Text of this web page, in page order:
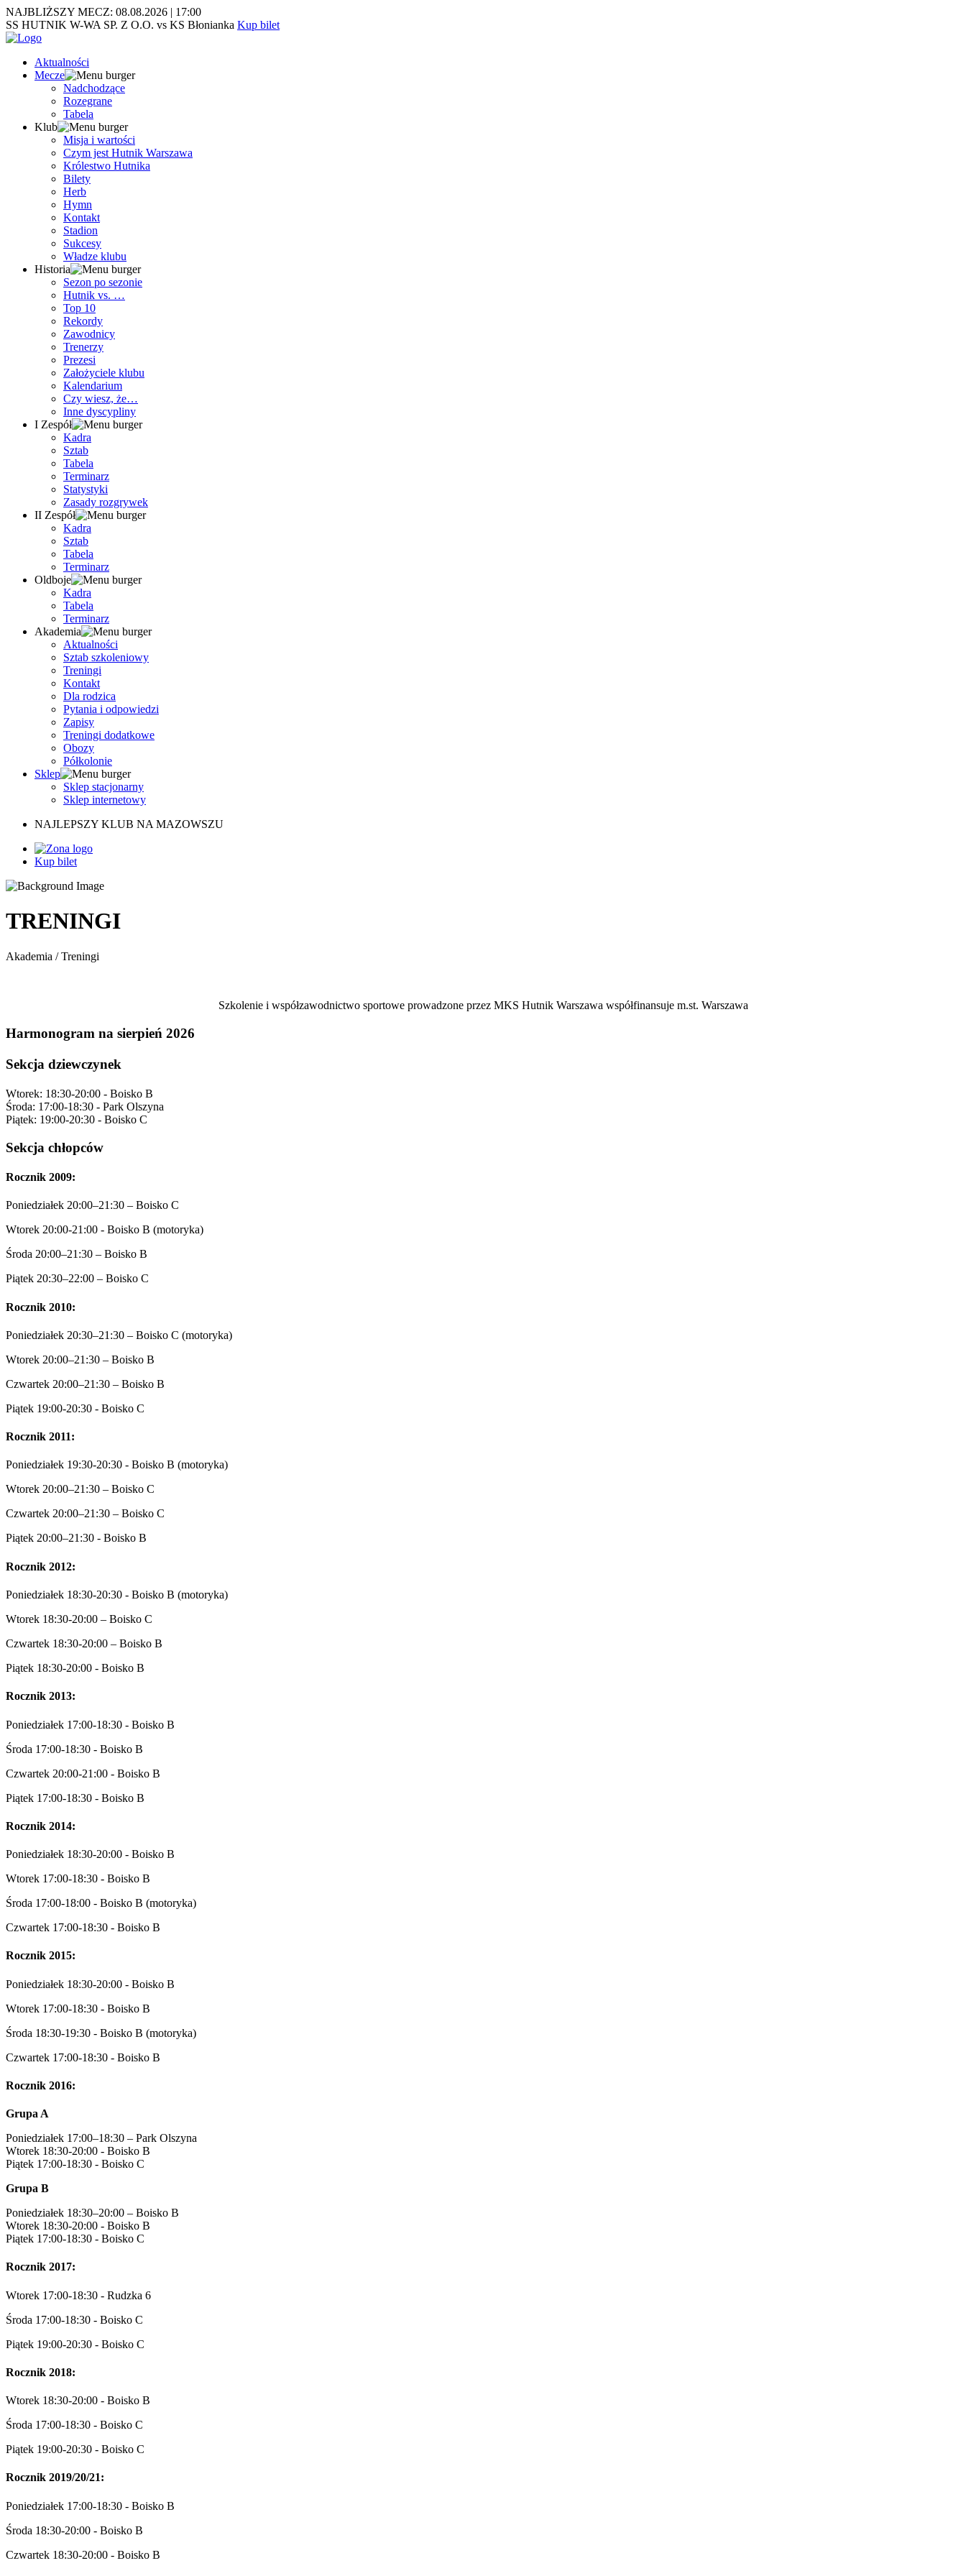
NAJBLIŻSZY MECZ: 08.08.2026 | 17:00
SS HUTNIK W-WA SP. Z O.O. vs KS Błonianka Kup bilet
Aktualności
Mecze
Nadchodzące
Rozegrane
Tabela
Klub
Misja i wartości
Czym jest Hutnik Warszawa
Królestwo Hutnika
Bilety
Herb
Hymn
Kontakt
Stadion
Sukcesy
Władze klubu
Historia
Sezon po sezonie
Hutnik vs. …
Top 10
Rekordy
Zawodnicy
Trenerzy
Prezesi
Założyciele klubu
Kalendarium
Czy wiesz, że…
Inne dyscypliny
I Zespół
Kadra
Sztab
Tabela
Terminarz
Statystyki
Zasady rozgrywek
II Zespół
Kadra
Sztab
Tabela
Terminarz
Oldboje
Kadra
Tabela
Terminarz
Akademia
Aktualności
Sztab szkoleniowy
Treningi
Kontakt
Dla rodzica
Pytania i odpowiedzi
Zapisy
Treningi dodatkowe
Obozy
Półkolonie
Sklep
Sklep stacjonarny
Sklep internetowy
NAJLEPSZY KLUB NA MAZOWSZU
Kup bilet
TRENINGI
Akademia /Treningi
Szkolenie i współzawodnictwo sportowe prowadzone przez MKS Hutnik Warszawa współfinansuje m.st. Warszawa
Harmonogram na sierpień 2026
Sekcja dziewczynek
Wtorek: 18:30-20:00 - Boisko B
Środa: 17:00-18:30 - Park Olszyna
Piątek: 19:00-20:30 - Boisko C
Sekcja chłopców
Rocznik 2009:
Poniedziałek 20:00–21:30 – Boisko C
Wtorek 20:00-21:00 - Boisko B (motoryka)
Środa 20:00–21:30 – Boisko B
Piątek 20:30–22:00 – Boisko C
Rocznik 2010:
Poniedziałek 20:30–21:30 – Boisko C (motoryka)
Wtorek 20:00–21:30 – Boisko B
Czwartek 20:00–21:30 – Boisko B
Piątek 19:00-20:30 - Boisko C
Rocznik 2011:
Poniedziałek 19:30-20:30 - Boisko B (motoryka)
Wtorek 20:00–21:30 – Boisko C
Czwartek 20:00–21:30 – Boisko C
Piątek 20:00–21:30 - Boisko B
Rocznik 2012:
Poniedziałek 18:30-20:30 - Boisko B (motoryka)
Wtorek 18:30-20:00 – Boisko C
Czwartek 18:30-20:00 – Boisko B
Piątek 18:30-20:00 - Boisko B
Rocznik 2013:
Poniedziałek 17:00-18:30 - Boisko B
Środa 17:00-18:30 - Boisko B
Czwartek 20:00-21:00 - Boisko B
Piątek 17:00-18:30 - Boisko B
Rocznik 2014:
Poniedziałek 18:30-20:00 - Boisko B
Wtorek 17:00-18:30 - Boisko B
Środa 17:00-18:00 - Boisko B (motoryka)
Czwartek 17:00-18:30 - Boisko B
Rocznik 2015:
Poniedziałek 18:30-20:00 - Boisko B
Wtorek 17:00-18:30 - Boisko B
Środa 18:30-19:30 - Boisko B (motoryka)
Czwartek 17:00-18:30 - Boisko B
Rocznik 2016:
Grupa A
Poniedziałek 17:00–18:30 – Park Olszyna
Wtorek 18:30-20:00 - Boisko B
Piątek 17:00-18:30 - Boisko C
Grupa B
Poniedziałek 18:30–20:00 – Boisko B
Wtorek 18:30-20:00 - Boisko B
Piątek 17:00-18:30 - Boisko C
Rocznik 2017:
Wtorek 17:00-18:30 - Rudzka 6
Środa 17:00-18:30 - Boisko C
Piątek 19:00-20:30 - Boisko C
Rocznik 2018:
Wtorek 18:30-20:00 - Boisko B
Środa 17:00-18:30 - Boisko C
Piątek 19:00-20:30 - Boisko C
Rocznik 2019/20/21:
Poniedziałek 17:00-18:30 - Boisko B
Środa 18:30-20:00 - Boisko B
Czwartek 18:30-20:00 - Boisko B